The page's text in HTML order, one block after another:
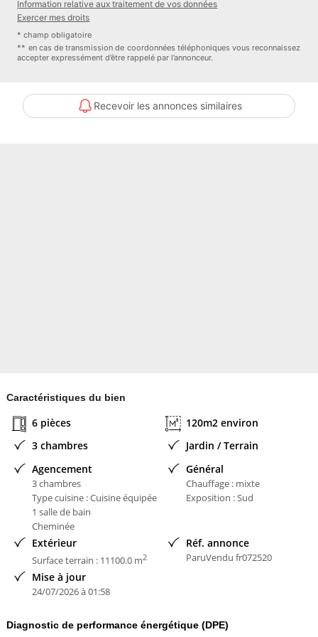
Le vaste terrain de plus d’un hectare offre de nombreuses
Disponible immédiatement à l’acte, ce bien représente une
Contactez-nous pour organiser une visite et découvrir tout le
potentiel de cette maison dans un cadre exceptionnel, entre bois et
La Fédération de l'immobilier
Information relative aux traitement de vos données
Exercer mes droits
* champ obligatoire
** en cas de transmission de coordonnées téléphoniques vous reconnaissez
accepter expressément d’être rappelé par l’annonceur.
Recevoir les annonces similaires
Caractéristiques du bien
6 pièces
120m2 environ
3 chambres
Jardin / Terrain
Agencement
3 chambres
Type cuisine : Cuisine équipée
1 salle de bain
Cheminée
Général
Chauffage : mixte
Exposition : Sud
Extérieur
Surface terrain : 11100.0 m2
Réf. annonce
ParuVendu fr072520
Mise à jour
24/07/2026 à 01:58
Diagnostic de performance énergétique (DPE)